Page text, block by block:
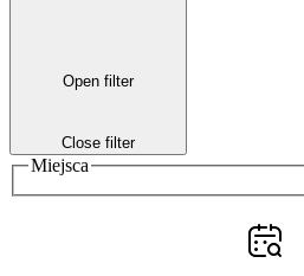
Open filter
Close filter
Miejsca